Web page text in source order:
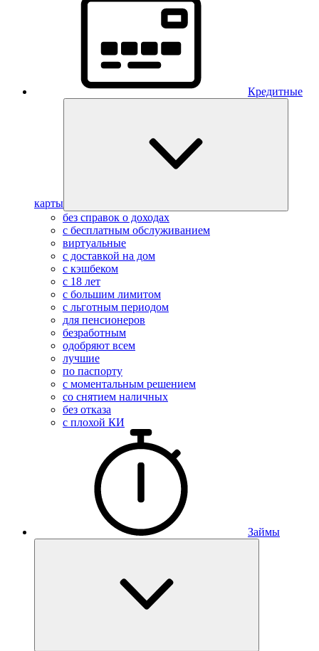
Кредитные
карты
без справок о доходах
с бесплатным обслуживанием
виртуальные
с доставкой на дом
с кэшбеком
с 18 лет
с большим лимитом
с льготным периодом
для пенсионеров
безработным
одобряют всем
лучшие
по паспорту
с моментальным решением
со снятием наличных
без отказа
с плохой КИ
Займы